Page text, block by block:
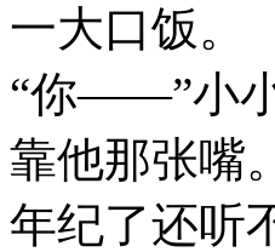
一大口饭。
“你——”小
靠他那张嘴
年纪了还听